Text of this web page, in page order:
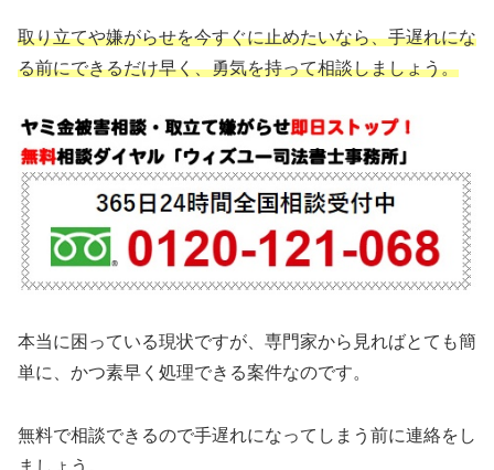
取り立てや嫌がらせを今すぐに止めたいなら、手遅れにな
る前にできるだけ早く、勇気を持って相談しましょう。
本当に困っている現状ですが、専門家から見ればとても簡
単に、かつ素早く処理できる案件なのです。
無料で相談できるので手遅れになってしまう前に連絡をし
ましょう。